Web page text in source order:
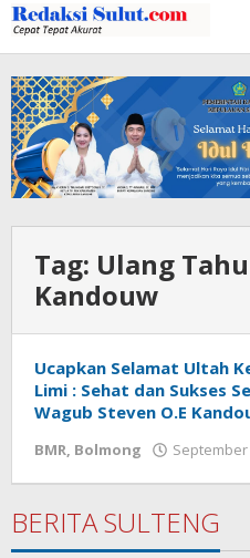
Lewati
ke
konten
Tag: Ulang
Kandouw
Ucapkan Selamat Ultah
Limi : Sehat dan Sukses
Wagub Steven O.E
BMR, Bolmong September
BERITA SULTENG